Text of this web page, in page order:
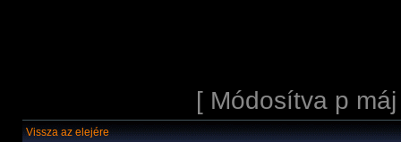
[ Módosítva p
Vissza az elejére